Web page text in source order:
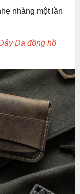
nhàng một lần
Da đồng hồ